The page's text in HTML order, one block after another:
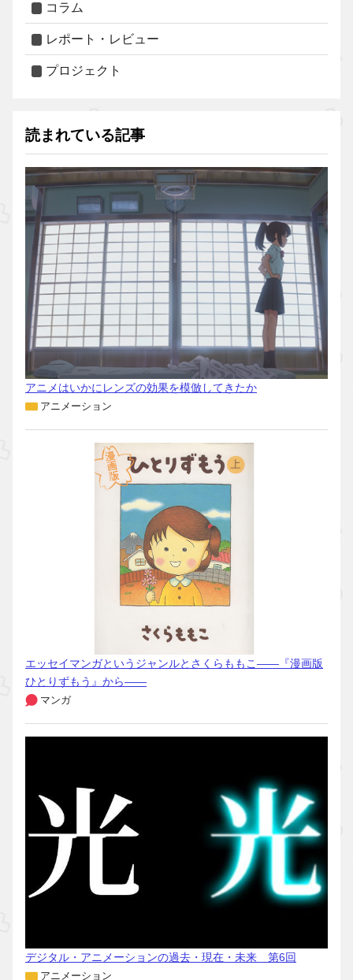
コラム
レポート・レビュー
プロジェクト
読まれている記事
アニメはいかにレンズの効果を模倣してきたか
アニメーション
エッセイマンガというジャンルとさくらももこ――『漫画版
ひとりずもう』から――
マンガ
デジタル・アニメーションの過去・現在・未来 第6回
アニメーション